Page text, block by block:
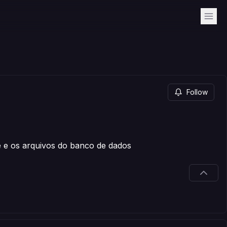
Follow
os arquivos do banco de dados